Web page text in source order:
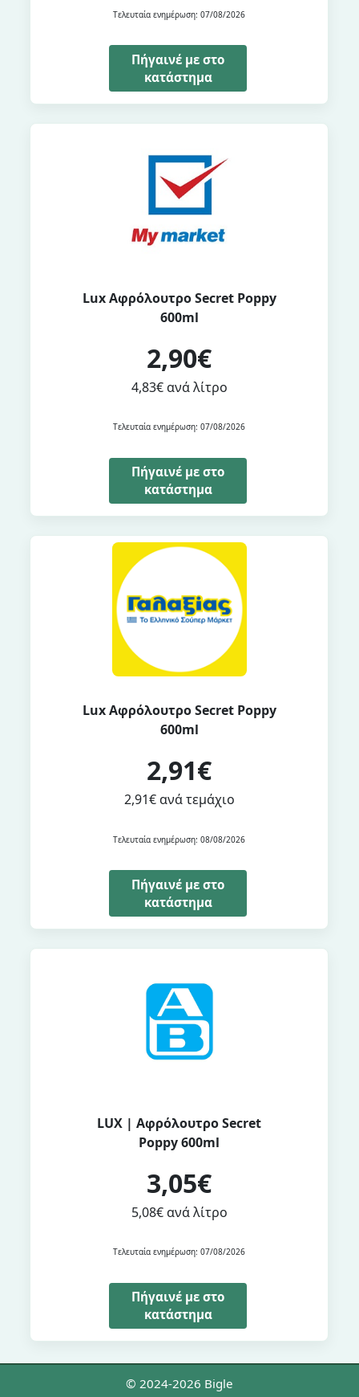
Τελευταία ενημέρωση: 07/08/2026
Πήγαινέ με στο
κατάστημα
Lux Αφρόλουτρο Secret Poppy
600ml
2,90€
4,83€ ανά λίτρο
Τελευταία ενημέρωση: 07/08/2026
Πήγαινέ με στο
κατάστημα
Lux Αφρόλουτρο Secret Poppy
600ml
2,91€
2,91€ ανά τεμάχιο
Τελευταία ενημέρωση: 08/08/2026
Πήγαινέ με στο
κατάστημα
LUX | Αφρόλουτρο Secret
Poppy 600ml
3,05€
5,08€ ανά λίτρο
Τελευταία ενημέρωση: 07/08/2026
Πήγαινέ με στο
κατάστημα
© 2024-2026 Bigle